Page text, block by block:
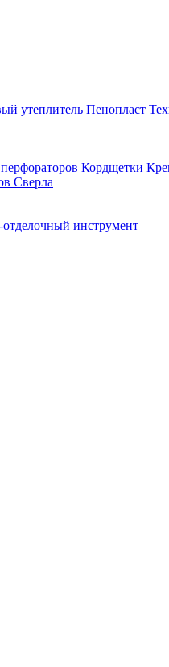
утеплитель Пенопласт
Кордщетки
Сверла
инструмент